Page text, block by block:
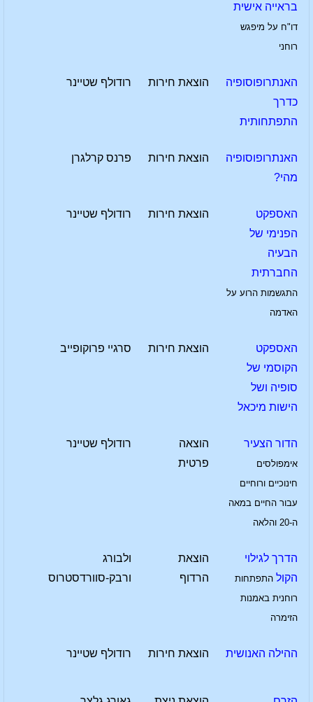
בראייה אישית
דו"ח על מיפגש
רוחני
האנתרופוסופיה
כדרך
התפתחותית
הוצאת חירות רודולף שטיינר
האנתרופוסופיה
מהי?
הוצאת חירות פרנס קרלגרן
האספקט
הפנימי של
הבעיה
החברתית
התגשמות הרוע על
האדמה
הוצאת חירות רודולף שטיינר
האספקט
הקוסמי של
סופיה ושל
הישות מיכאל
הוצאת חירות סרגיי פרוקופייב
הדור הצעיר
אימפולסים
חינוכיים ורוחיים
עבור החיים במאה
ה-20 והלאה
הוצאה
פרטית
רודולף שטיינר
הדרך לגילוי
הקול התפתחות
רוחנית באמנות
הזימרה
הוצאת
הרדוף
ולבורג
ורבק-סוורדסטרוס
ההילה האנושית הוצאת חירות רודולף שטיינר